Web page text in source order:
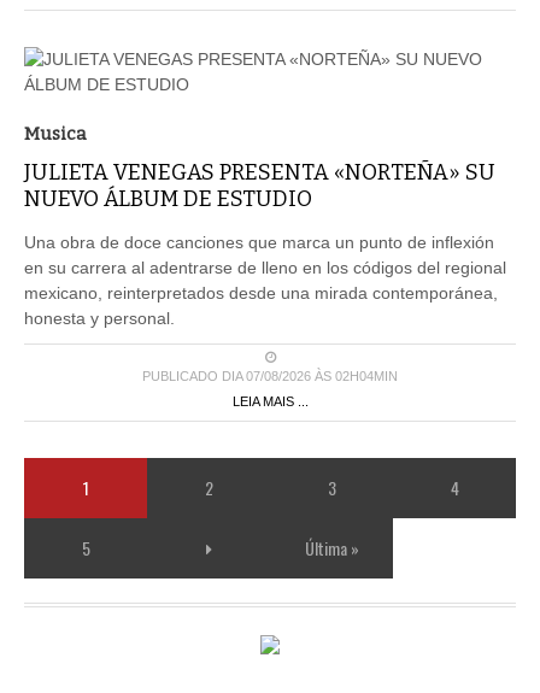
Musica
JULIETA VENEGAS PRESENTA «NORTEÑA» SU
NUEVO ÁLBUM DE ESTUDIO
Una obra de doce canciones que marca un punto de inflexión
en su carrera al adentrarse de lleno en los códigos del regional
mexicano, reinterpretados desde una mirada contemporánea,
honesta y personal.
PUBLICADO DIA 07/08/2026 ÀS 02H04MIN
LEIA MAIS ...
1 2 3 4
5 Última »